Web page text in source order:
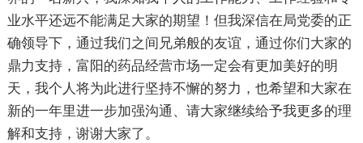
业水平还远不能满足大家的期望！但我深信在局党委的正
确领导下，通过我们之间兄弟般的友谊，通过你们大家的
鼎力支持，富阳的药品经营市场一定会有更加美好的明
天，我个人将为此进行坚持不懈的努力，也希望和大家在
新的一年里进一步加强沟通、请大家继续给予我更多的理
解和支持，谢谢大家了。